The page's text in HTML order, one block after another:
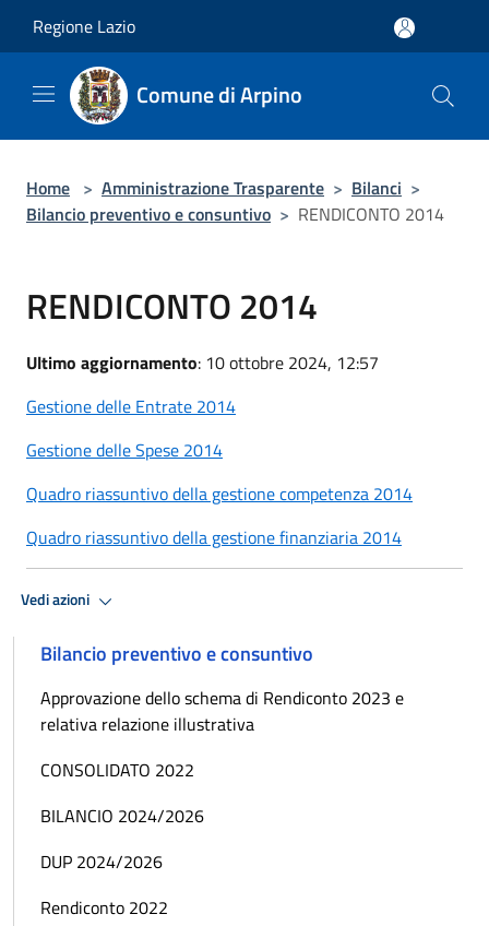
Regione Lazio
Comune di Arpino
Home > Amministrazione Trasparente > Bilanci >
Bilancio preventivo e consuntivo > RENDICONTO 2014
RENDICONTO 2014
Ultimo aggiornamento: 10 ottobre 2024, 12:57
Gestione delle Entrate 2014
Gestione delle Spese 2014
Quadro riassuntivo della gestione competenza 2014
Quadro riassuntivo della gestione finanziaria 2014
Vedi azioni
Bilancio preventivo e consuntivo
Approvazione dello schema di Rendiconto 2023 e
relativa relazione illustrativa
CONSOLIDATO 2022
BILANCIO 2024/2026
DUP 2024/2026
Rendiconto 2022